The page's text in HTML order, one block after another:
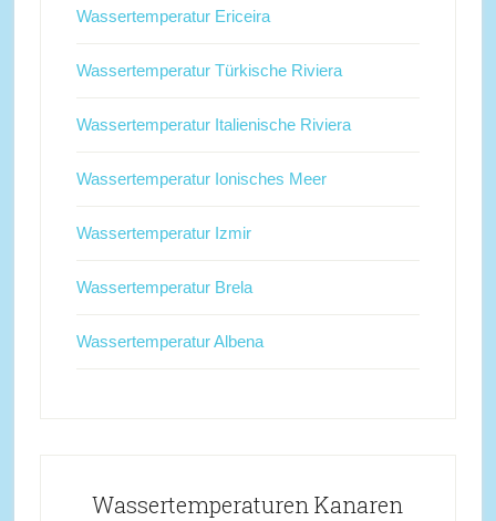
Wassertemperatur Ericeira
Wassertemperatur Türkische Riviera
Wassertemperatur Italienische Riviera
Wassertemperatur Ionisches Meer
Wassertemperatur Izmir
Wassertemperatur Brela
Wassertemperatur Albena
Wassertemperaturen Kanaren